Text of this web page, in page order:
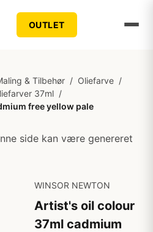
OUTLET
& Tilbehør / Oliefarve /
37ml /
free yellow pale
side kan være genereret
WINSOR NEWTON
Artist's oil colour
37ml cadmium